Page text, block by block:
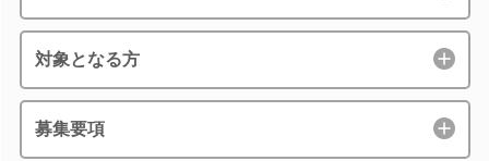
対象となる方
募集要項